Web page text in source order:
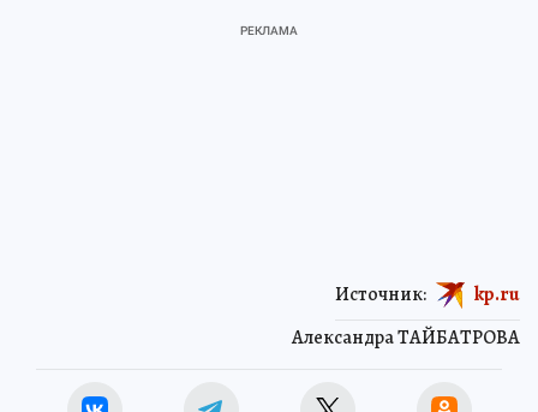
Александра ТАЙБАТРОВА
Источник: kp.ru